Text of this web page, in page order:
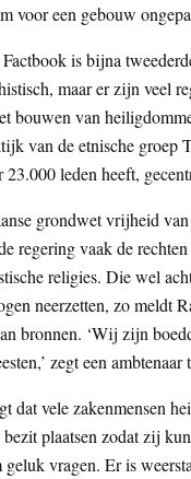
voor een gebouw
is bijna
maar er zijn veel
bouwen van
van de etnische groep
23.000 leden heeft,
grondwet vrijheid
regering vaak de
religies. Die wel
neerzetten, zo meldt
bronnen. ‘Wij zijn
zegt een
dat vele zakenmensen
plaatsen zodat zij
vragen. Er is